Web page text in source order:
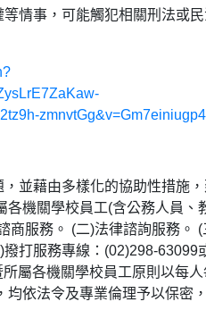
情事，可能觸犯相關刑法或
並藉由多樣化的協助性措施
機關學校員工(含公務人員、
服務。 (二)法律諮詢服務。
打服務專線：(02)298-63099
屬各機關學校員工原則以每
依法令及專業倫理予以保密